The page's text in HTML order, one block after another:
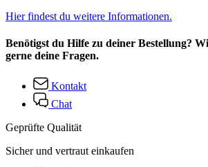
Hier findest du weitere Informationen.
Benötigst du Hilfe zu deiner Bestellung?
gerne deine Fragen.
Kontakt
Chat
Geprüfte Qualität
Sicher und vertraut einkaufen